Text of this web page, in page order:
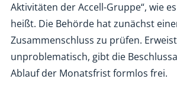
Aktivitäten der Accell-Gruppe“, wie
heißt. Die Behörde hat zunächst
Zusammenschluss zu prüfen.
unproblematisch, gibt die
Ablauf der Monatsfrist formlos frei.